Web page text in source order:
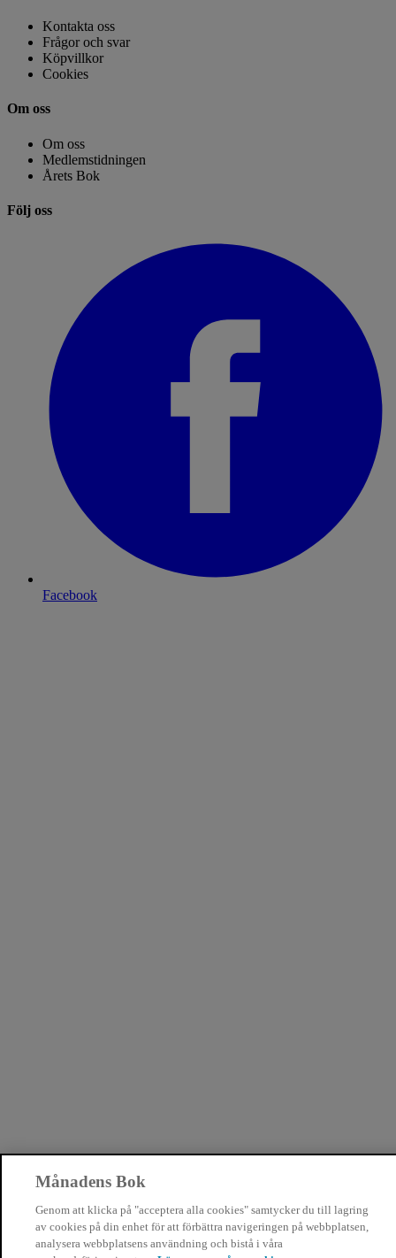
Kontakta oss
Frågor och svar
Köpvillkor
Cookies
Om oss
Om oss
Medlemstidningen
Årets Bok
Följ oss
Facebook
Månadens Bok
Genom att klicka på "acceptera alla cookies" samtycker du till lagring
av cookies på din enhet för att förbättra navigeringen på webbplatsen,
analysera webbplatsens användning och bistå i våra